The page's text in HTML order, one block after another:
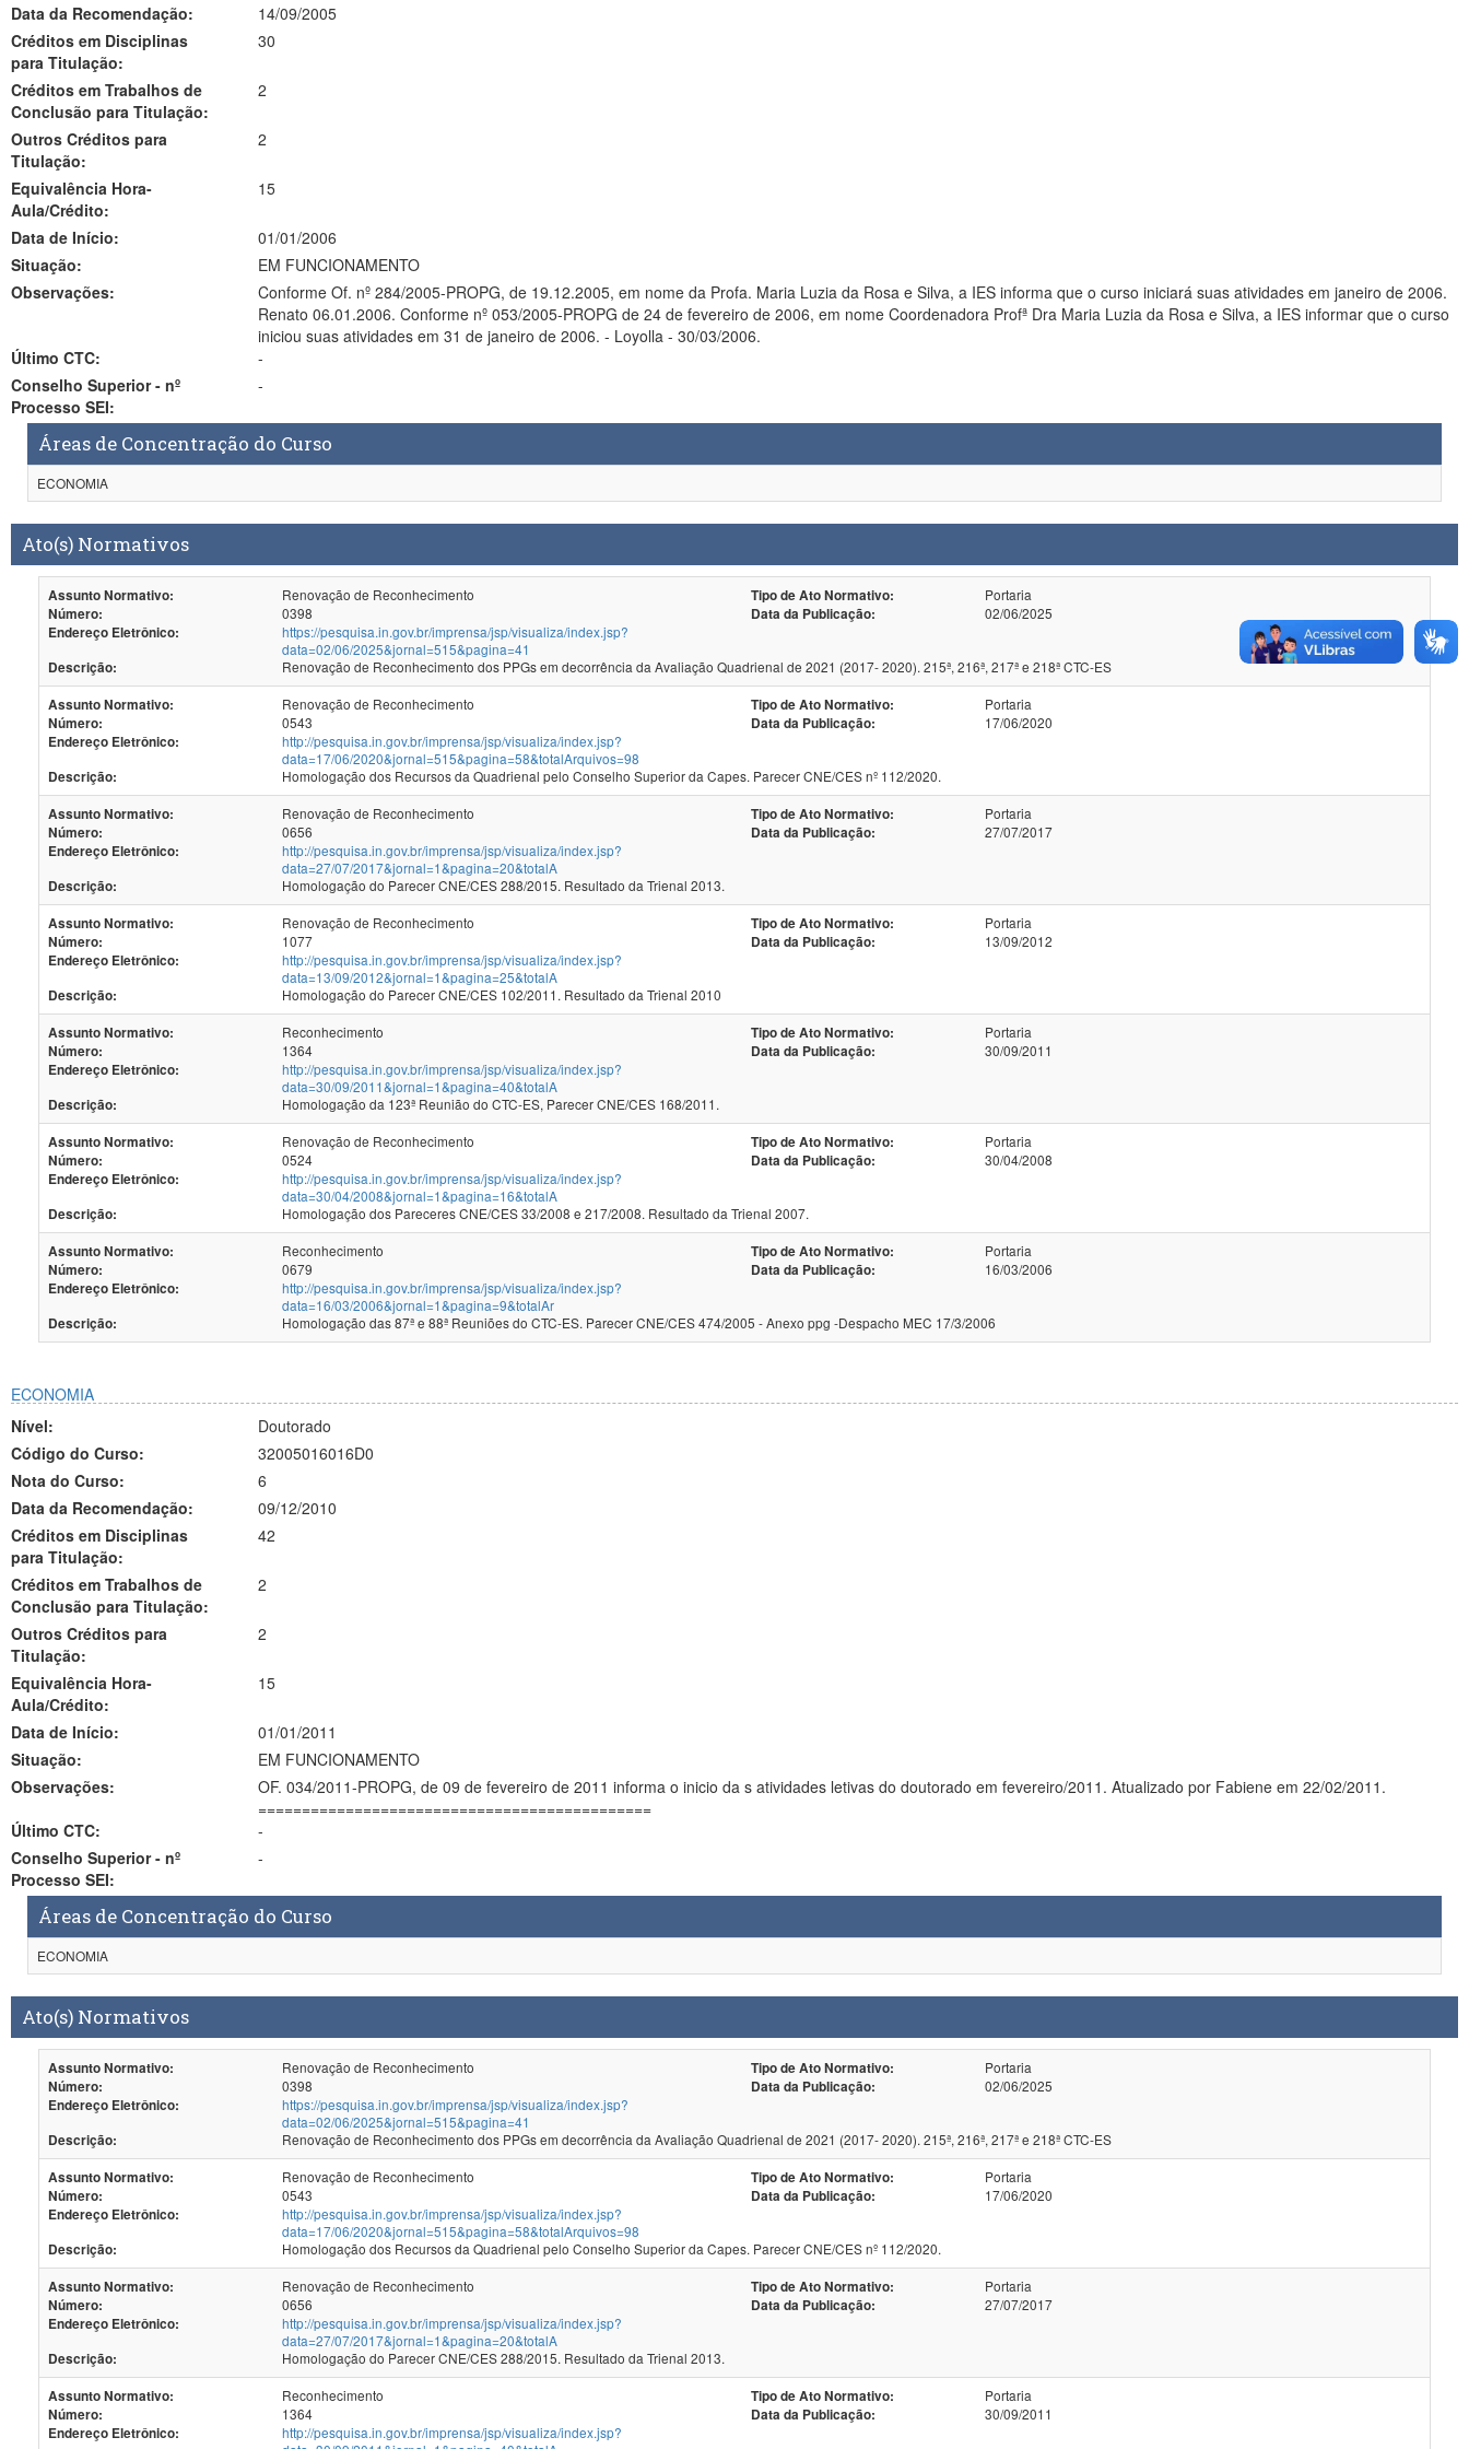
Data da Recomendação:
14/09/2005
Créditos em Disciplinas
para Titulação:
30
Créditos em Trabalhos de
Conclusão para Titulação:
2
Outros Créditos para
Titulação:
2
Equivalência Hora-
Aula/Crédito:
15
Data de Início:
01/01/2006
Situação:
EM FUNCIONAMENTO
Observações:
Conforme Of. nº 284/2005-PROPG, de 19.12.2005, em nome da Profa. Maria Luzia da Rosa e Silva, a IES informa que o curso iniciará suas atividades em janeiro de 2006.
Renato 06.01.2006. Conforme nº 053/2005-PROPG de 24 de fevereiro de 2006, em nome Coordenadora Profª Dra Maria Luzia da Rosa e Silva, a IES informar que o curso
iniciou suas atividades em 31 de janeiro de 2006. - Loyolla - 30/03/2006.
Último CTC:
-
Conselho Superior - nº
Processo SEI:
-
Áreas de Concentração do Curso
ECONOMIA
Ato(s) Normativos
Assunto Normativo: Renovação de Reconhecimento Tipo de Ato Normativo:
Portaria
Número:
0398 Data da Publicação:
02/06/2025
Endereço Eletrônico:
https://pesquisa.in.gov.br/imprensa/jsp/visualiza/index.jsp?
data=02/06/2025&jornal=515&pagina=41
Descrição:
Renovação de Reconhecimento dos PPGs em decorrência da Avaliação Quadrienal de 2021 (2017- 2020). 215ª, 216ª, 217ª e 218ª CTC-ES
Assunto Normativo: Renovação de Reconhecimento Tipo de Ato Normativo:
Portaria
Número:
0543 Data da Publicação:
17/06/2020
Endereço Eletrônico:
http://pesquisa.in.gov.br/imprensa/jsp/visualiza/index.jsp?
data=17/06/2020&jornal=515&pagina=58&totalArquivos=98
Descrição:
Homologação dos Recursos da Quadrienal pelo Conselho Superior da Capes. Parecer CNE/CES nº 112/2020.
Assunto Normativo: Renovação de Reconhecimento Tipo de Ato Normativo:
Portaria
Número:
0656 Data da Publicação:
27/07/2017
Endereço Eletrônico:
http://pesquisa.in.gov.br/imprensa/jsp/visualiza/index.jsp?
data=27/07/2017&jornal=1&pagina=20&totalA
Descrição:
Homologação do Parecer CNE/CES 288/2015. Resultado da Trienal 2013.
Assunto Normativo: Renovação de Reconhecimento Tipo de Ato Normativo:
Portaria
Número:
1077 Data da Publicação:
13/09/2012
Endereço Eletrônico:
http://pesquisa.in.gov.br/imprensa/jsp/visualiza/index.jsp?
data=13/09/2012&jornal=1&pagina=25&totalA
Descrição:
Homologação do Parecer CNE/CES 102/2011. Resultado da Trienal 2010
Assunto Normativo: Reconhecimento Tipo de Ato Normativo:
Portaria
Número:
1364 Data da Publicação:
30/09/2011
Endereço Eletrônico:
http://pesquisa.in.gov.br/imprensa/jsp/visualiza/index.jsp?
data=30/09/2011&jornal=1&pagina=40&totalA
Descrição:
Homologação da 123ª Reunião do CTC-ES, Parecer CNE/CES 168/2011.
Assunto Normativo: Renovação de Reconhecimento Tipo de Ato Normativo:
Portaria
Número:
0524 Data da Publicação:
30/04/2008
Endereço Eletrônico:
http://pesquisa.in.gov.br/imprensa/jsp/visualiza/index.jsp?
data=30/04/2008&jornal=1&pagina=16&totalA
Descrição:
Homologação dos Pareceres CNE/CES 33/2008 e 217/2008. Resultado da Trienal 2007.
Assunto Normativo: Reconhecimento Tipo de Ato Normativo:
Portaria
Número:
0679 Data da Publicação:
16/03/2006
Endereço Eletrônico:
http://pesquisa.in.gov.br/imprensa/jsp/visualiza/index.jsp?
data=16/03/2006&jornal=1&pagina=9&totalAr
Descrição:
Homologação das 87ª e 88ª Reuniões do CTC-ES. Parecer CNE/CES 474/2005 - Anexo ppg -Despacho MEC 17/3/2006
ECONOMIA
Nível:
Doutorado
Código do Curso:
32005016016D0
Nota do Curso:
6
Data da Recomendação:
09/12/2010
Créditos em Disciplinas
para Titulação:
42
Créditos em Trabalhos de
Conclusão para Titulação:
2
Outros Créditos para
Titulação:
2
Equivalência Hora-
Aula/Crédito:
15
Data de Início:
01/01/2011
Situação:
EM FUNCIONAMENTO
Observações:
OF. 034/2011-PROPG, de 09 de fevereiro de 2011 informa o inicio da s atividades letivas do doutorado em fevereiro/2011. Atualizado por Fabiene em 22/02/2011.
=============================================
Último CTC:
-
Conselho Superior - nº
Processo SEI:
-
Áreas de Concentração do Curso
ECONOMIA
Ato(s) Normativos
Assunto Normativo: Renovação de Reconhecimento Tipo de Ato Normativo:
Portaria
Número:
0398 Data da Publicação:
02/06/2025
Endereço Eletrônico:
https://pesquisa.in.gov.br/imprensa/jsp/visualiza/index.jsp?
data=02/06/2025&jornal=515&pagina=41
Descrição:
Renovação de Reconhecimento dos PPGs em decorrência da Avaliação Quadrienal de 2021 (2017- 2020). 215ª, 216ª, 217ª e 218ª CTC-ES
Assunto Normativo: Renovação de Reconhecimento Tipo de Ato Normativo:
Portaria
Número:
0543 Data da Publicação:
17/06/2020
Endereço Eletrônico:
http://pesquisa.in.gov.br/imprensa/jsp/visualiza/index.jsp?
data=17/06/2020&jornal=515&pagina=58&totalArquivos=98
Descrição:
Homologação dos Recursos da Quadrienal pelo Conselho Superior da Capes. Parecer CNE/CES nº 112/2020.
Assunto Normativo: Renovação de Reconhecimento Tipo de Ato Normativo:
Portaria
Número:
0656 Data da Publicação:
27/07/2017
Endereço Eletrônico:
http://pesquisa.in.gov.br/imprensa/jsp/visualiza/index.jsp?
data=27/07/2017&jornal=1&pagina=20&totalA
Descrição:
Homologação do Parecer CNE/CES 288/2015. Resultado da Trienal 2013.
Assunto Normativo: Reconhecimento Tipo de Ato Normativo:
Portaria
Número:
1364 Data da Publicação:
30/09/2011
Endereço Eletrônico:
http://pesquisa.in.gov.br/imprensa/jsp/visualiza/index.jsp?